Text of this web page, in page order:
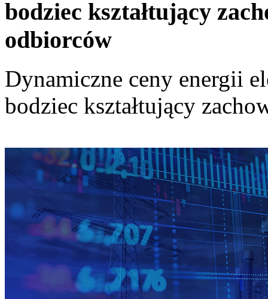
bodziec kształtujący
odbiorców
Dynamiczne ceny energii
bodziec kształtujący